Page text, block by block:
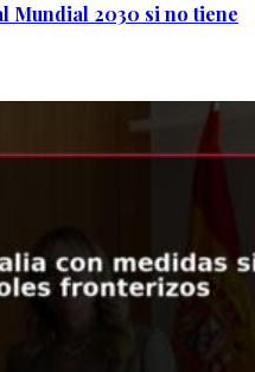
Mundial 2030 si no tiene